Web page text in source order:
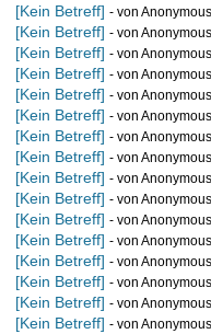
[Kein Betreff] - von
[Kein Betreff] - von
[Kein Betreff] - von
[Kein Betreff] - von
[Kein Betreff] - von
[Kein Betreff] - von
[Kein Betreff] - von
[Kein Betreff] - von
[Kein Betreff] - von
[Kein Betreff] - von
[Kein Betreff] - von
[Kein Betreff] - von
[Kein Betreff] - von
[Kein Betreff] - von
[Kein Betreff] - von
[Kein Betreff] - von